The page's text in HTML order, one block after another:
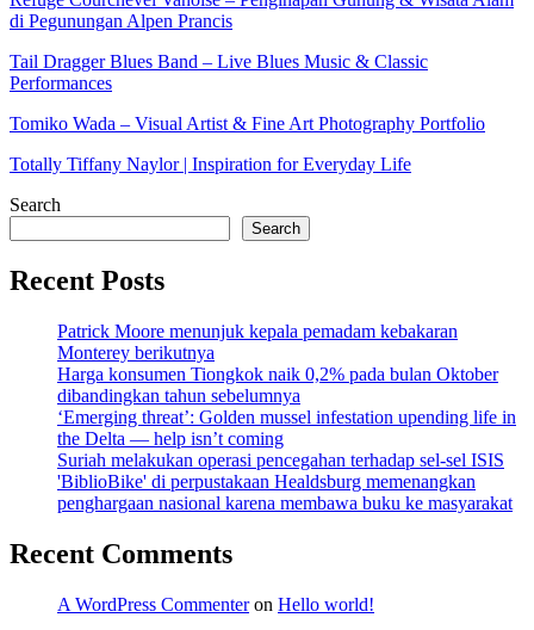
di Pegunungan Alpen Prancis
Tail Dragger Blues Band – Live Blues Music & Classic
Performances
Tomiko Wada – Visual Artist & Fine Art Photography Portfolio
Totally Tiffany Naylor | Inspiration for Everyday Life
Search
Search
Recent Posts
Patrick Moore menunjuk kepala pemadam kebakaran
Monterey berikutnya
Harga konsumen Tiongkok naik 0,2% pada bulan Oktober
dibandingkan tahun sebelumnya
‘Emerging threat’: Golden mussel infestation upending life in
the Delta — help isn’t coming
Suriah melakukan operasi pencegahan terhadap sel-sel ISIS
'BiblioBike' di perpustakaan Healdsburg memenangkan
penghargaan nasional karena membawa buku ke masyarakat
Recent Comments
A WordPress Commenteron Hello world!